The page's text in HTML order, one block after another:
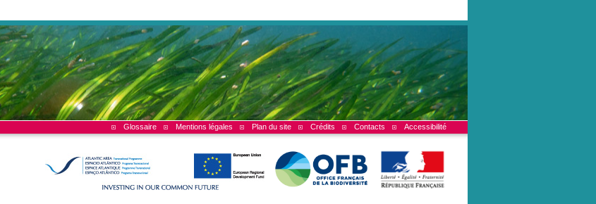
Glossaire Mentions légales Plan du site Crédits Contacts Accessibilité